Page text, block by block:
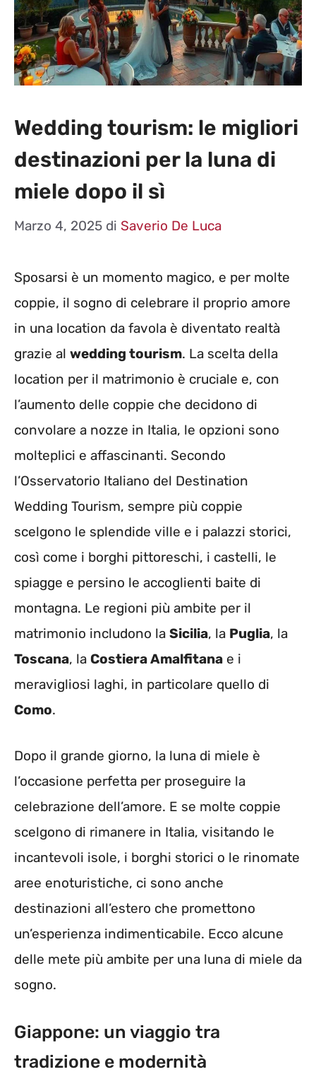
Wedding tourism: le migliori
destinazioni per la luna di
miele dopo il sì
Marzo 4, 2025 di Saverio De Luca
Sposarsi è un momento magico, e per molte
coppie, il sogno di celebrare il proprio amore
in una location da favola è diventato realtà
grazie al wedding tourism. La scelta della
location per il matrimonio è cruciale e, con
l’aumento delle coppie che decidono di
convolare a nozze in Italia, le opzioni sono
molteplici e affascinanti. Secondo
l’Osservatorio Italiano del Destination
Wedding Tourism, sempre più coppie
scelgono le splendide ville e i palazzi storici,
così come i borghi pittoreschi, i castelli, le
spiagge e persino le accoglienti baite di
montagna. Le regioni più ambite per il
matrimonio includono la Sicilia, la Puglia, la
Toscana, la Costiera Amalfitana e i
meravigliosi laghi, in particolare quello di
Como.
Dopo il grande giorno, la luna di miele è
l’occasione perfetta per proseguire la
celebrazione dell’amore. E se molte coppie
scelgono di rimanere in Italia, visitando le
incantevoli isole, i borghi storici o le rinomate
aree enoturistiche, ci sono anche
destinazioni all’estero che promettono
un’esperienza indimenticabile. Ecco alcune
delle mete più ambite per una luna di miele da
sogno.
Giappone: un viaggio tra
tradizione e modernità